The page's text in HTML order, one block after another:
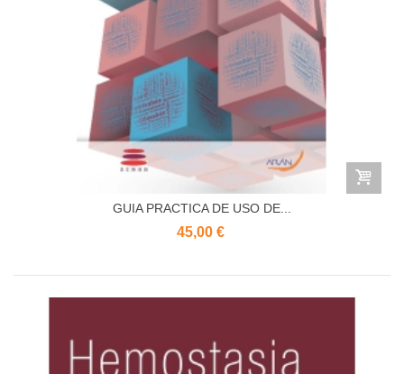
GUIA PRACTICA DE USO DE...
45,00 €